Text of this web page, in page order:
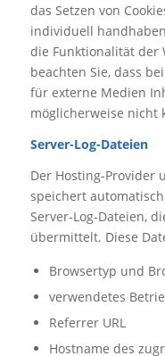
das Setzen von
individuell
die Funktionalität der
beachten Sie, dass
für externe Medien
möglicherweise nicht
Server-Log-Dateien
Der Hosting-Provider
speichert
Server-Log-Dateien,
übermittelt. Diese
Browsertyp und
verwendetes
Referrer URL
Hostname des